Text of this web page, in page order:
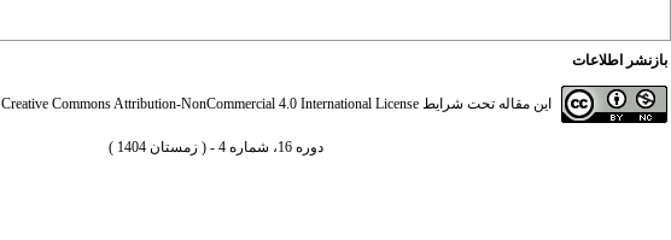
بازنشر اطلاعات
این مقاله تحت شرایط Creative Commons Attribution-NonCommercial 4.0 International License
دوره 16، شماره 4 - ( زمستان 1404 )